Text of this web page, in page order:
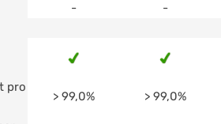
-
-
pro
> 99,0% > 99,0%